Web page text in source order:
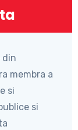
din
membra a
si
si